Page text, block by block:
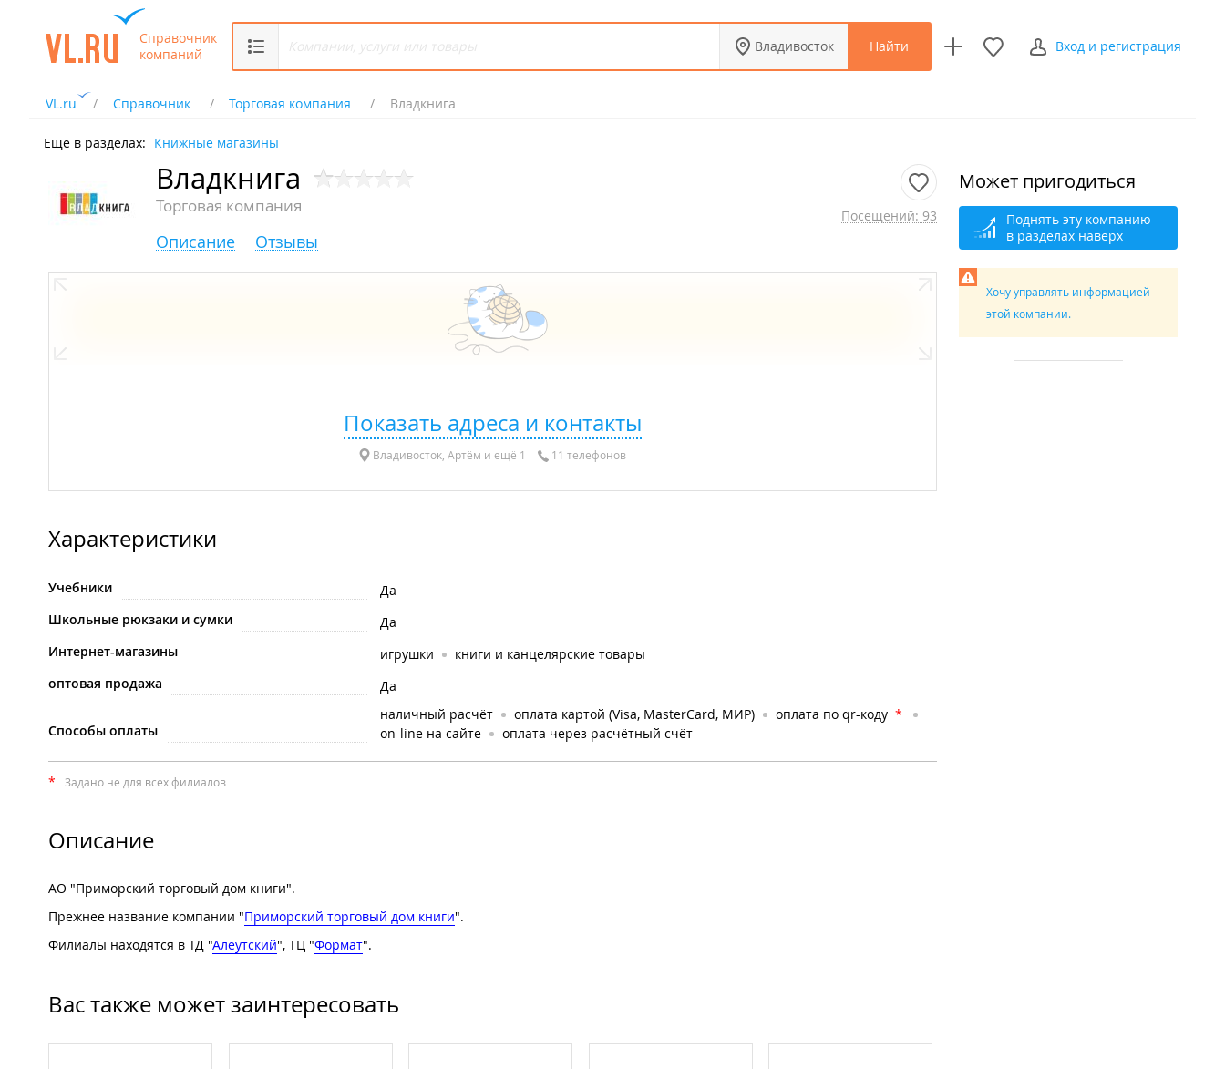
Справочник
компаний
Владивосток Найти Вход и регистрация
VL.ru Справочник Торговая компания Владкнига
Ещё в разделах: Книжные магазины
Владкнига
Торговая компания Посещений: 93
Описание Отзывы
Показать адреса и контакты
Владивосток, Артём и ещё 1 11 телефонов
Характеристики
Учебники
Да
Школьные рюкзаки и сумки
Да
Интернет-магазины
игрушки
книги и канцелярские товары
оптовая продажа
Да
Способы оплаты
наличный расчёт оплата картой (Visa, MasterCard, МИР) оплата по qr-коду *
on-line на сайте
оплата через расчётный счёт
* Задано не для всех филиалов
Описание
АО "Приморский торговый дом книги".
Прежнее название компании "Приморский торговый дом книги".
Филиалы находятся в ТД "Алеутский", ТЦ "Формат".
Вас также может заинтересовать
Может пригодиться
Поднять эту компанию
в разделах наверх
Хочу управлять информацией
этой компании.